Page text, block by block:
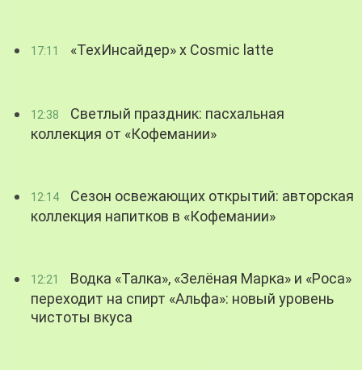
17:11 «ТехИнсайдер» х Cosmic latte
12:38
Светлый праздник: пасхальная
коллекция от «Кофемании»
12:14
Сезон освежающих открытий: авторская
коллекция напитков в «Кофемании»
12:21
Водка «Талка», «Зелёная Марка» и «Роса»
переходит на спирт «Альфа»: новый уровень
чистоты вкуса